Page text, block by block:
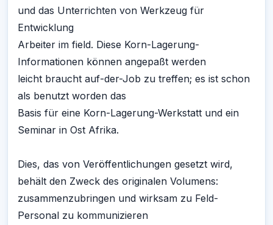
und das Unterrichten von Werkzeug für
Entwicklung
Arbeiter im field. Diese Korn-Lagerung-
Informationen können angepaßt werden
leicht braucht auf-der-Job zu treffen; es ist schon
als benutzt worden das
Basis für eine Korn-Lagerung-Werkstatt und ein
Seminar in Ost Afrika.
Dies, das von Veröffentlichungen gesetzt wird,
behält den Zweck des originalen Volumens:
zusammenzubringen und wirksam zu Feld-
Personal zu kommunizieren